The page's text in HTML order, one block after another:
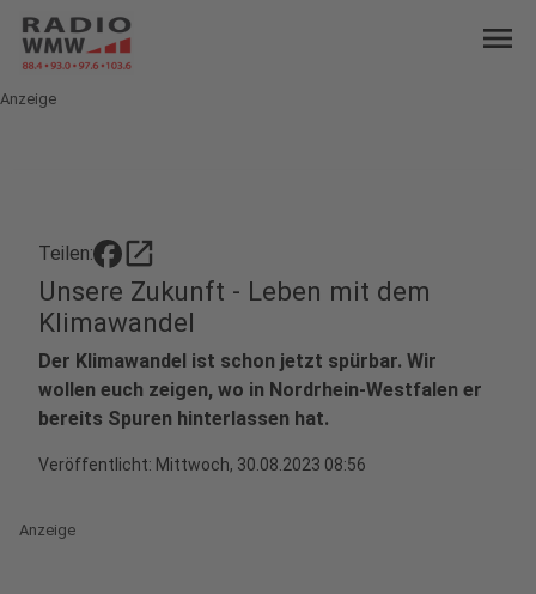
menu
Anzeige
Teilen: open_in_new
Unsere Zukunft - Leben mit dem
Klimawandel
Der Klimawandel ist schon jetzt spürbar. Wir
wollen euch zeigen, wo in Nordrhein-Westfalen er
bereits Spuren hinterlassen hat.
Veröffentlicht: Mittwoch, 30.08.2023 08:56
Anzeige